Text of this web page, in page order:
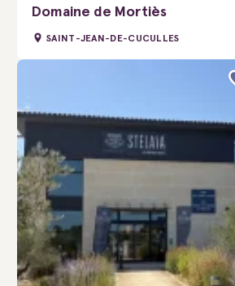
Domaine de Mortiès
SAINT-JEAN-DE-CUCULLES